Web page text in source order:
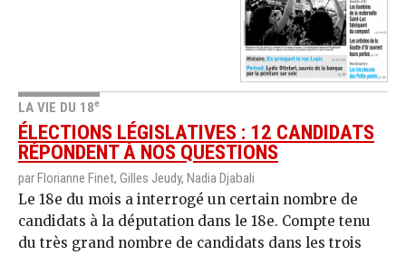
LA VIE DU 18e
ÉLECTIONS LÉGISLATIVES : 12 CANDIDATS
RÉPONDENT À NOS QUESTIONS
par Florianne Finet, Gilles Jeudy, Nadia Djabali
Le 18e du mois a interrogé un certain nombre de
candidats à la députation dans le 18e. Compte tenu
du très grand nombre de candidats dans les trois